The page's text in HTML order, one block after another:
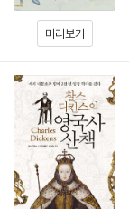
미리보기